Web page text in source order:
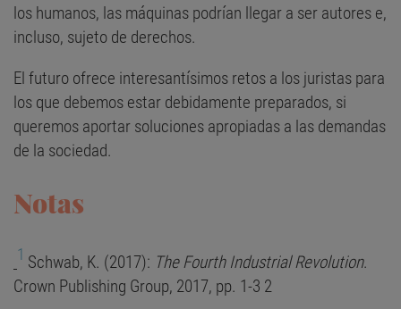
los humanos, las máquinas podrían llegar a ser autores e,
incluso, sujeto de derechos.
El futuro ofrece interesantísimos retos a los juristas para
los que debemos estar debidamente preparados, si
queremos aportar soluciones apropiadas a las demandas
de la sociedad.
Notas
1 Schwab, K. (2017): The Fourth Industrial Revolution.
Crown Publishing Group, 2017, pp. 1-3 2